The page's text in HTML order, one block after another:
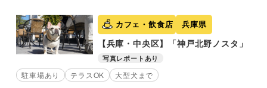
カフェ・飲食店 兵庫県
【兵庫・中央区】「神戸北野ノスタ」
写真レポートあり
駐車場あり テラスOK 大型犬まで